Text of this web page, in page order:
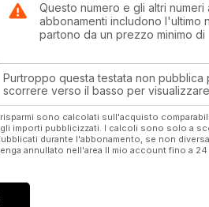
Questo numero e gli altri
abbonamenti includono l'ultimo
partono da un prezzo minimo di
Purtroppo questa testata non pubblica
scorrere verso il basso per
risparmi sono calcolati sull'acquisto
importi pubblicizzati. I calcoli sono solo a
durante l'abbonamento, se non
annullato nell'area Il mio account fino a